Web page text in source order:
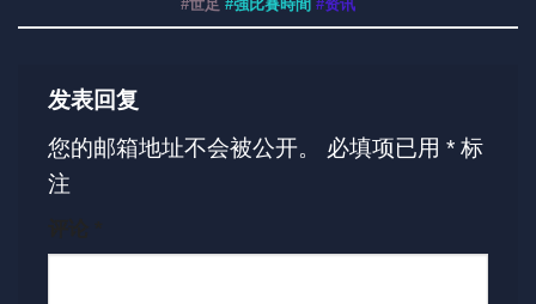
#世足 #強比賽時間 #资讯
发表回复
您的邮箱地址不会被公开。
必填项已用 * 标
注